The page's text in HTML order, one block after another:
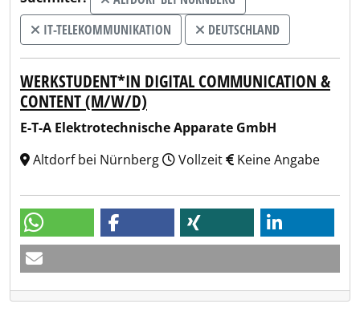
IT-TELEKOMMUNIKATION
DEUTSCHLAND
WERKSTUDENT*IN DIGITAL COMMUNICATION &
CONTENT (M/W/D)
E-T-A Elektrotechnische Apparate GmbH
Altdorf bei Nürnberg
Vollzeit Keine Angabe